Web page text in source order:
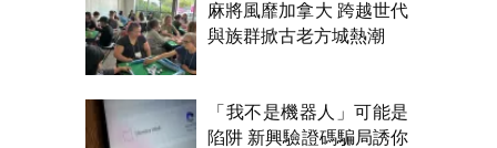
麻將風靡加拿大 跨越世代
與族群掀古老方城熱潮
「我不是機器人」可能是
陷阱 新興驗證碼騙局誘你